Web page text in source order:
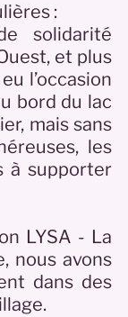
:
solidarité
et plus
l’occasion
bord du lac
mais sans
les
à supporter
LYSA - La
nous avons
dans des